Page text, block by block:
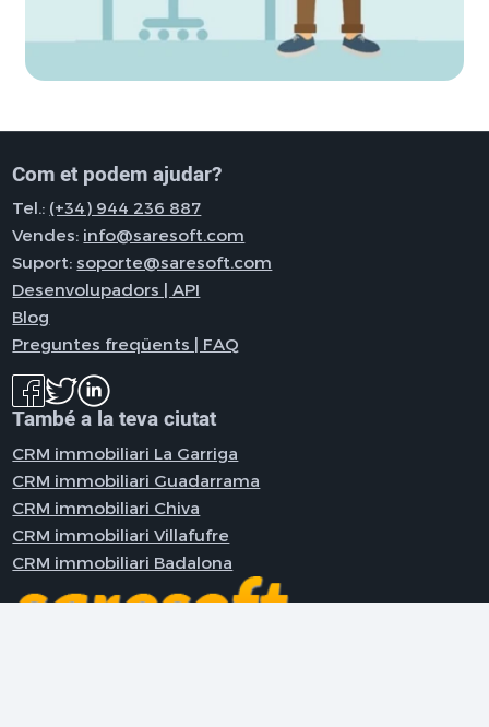
Com et podem ajudar?
Tel.: (+34) 944 236 887
Vendes: info@saresoft.com
Suport:soporte@saresoft.com
Desenvolupadors | API
Blog
Preguntes freqüents | FAQ
També a la teva ciutat
CRM immobiliari La Garriga
CRM immobiliari Guadarrama
CRM immobiliari Chiva
CRM immobiliari Villafufre
CRM immobiliari Badalona